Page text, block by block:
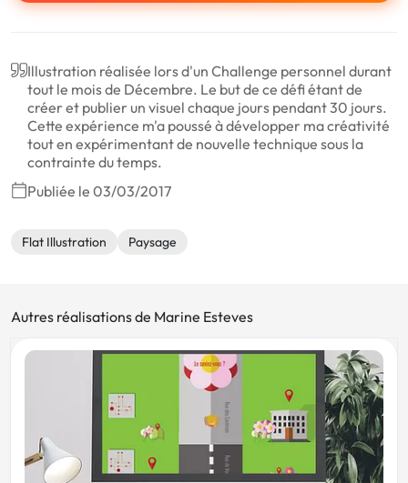
Illustration réalisée lors d'un Challenge personnel durant
tout le mois de Décembre. Le but de ce défi étant de
créer et publier un visuel chaque jours pendant 30 jours.
Cette expérience m'a poussé à développer ma créativité
tout en expérimentant de nouvelle technique sous la
contrainte du temps.
Publiée le 03/03/2017
Flat Illustration Paysage
Autres réalisations de Marine Esteves